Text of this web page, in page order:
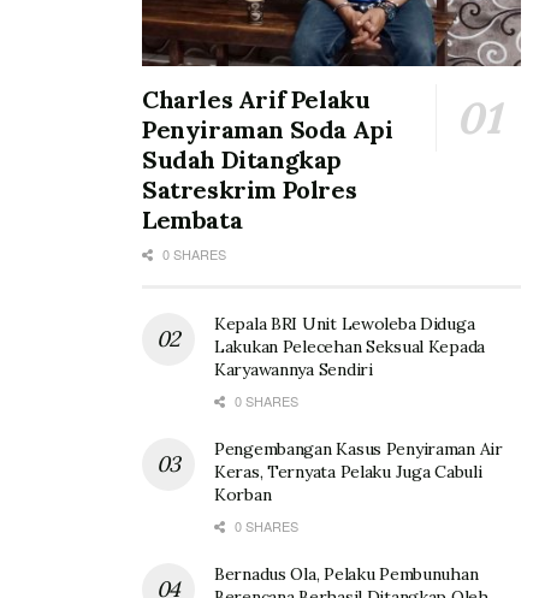
Charles Arif Pelaku
Penyiraman Soda Api
Sudah Ditangkap
Satreskrim Polres
Lembata
0 SHARES
Kepala BRI Unit Lewoleba Diduga
Lakukan Pelecehan Seksual Kepada
Karyawannya Sendiri
0 SHARES
Pengembangan Kasus Penyiraman Air
Keras, Ternyata Pelaku Juga Cabuli
Korban
0 SHARES
Bernadus Ola, Pelaku Pembunuhan